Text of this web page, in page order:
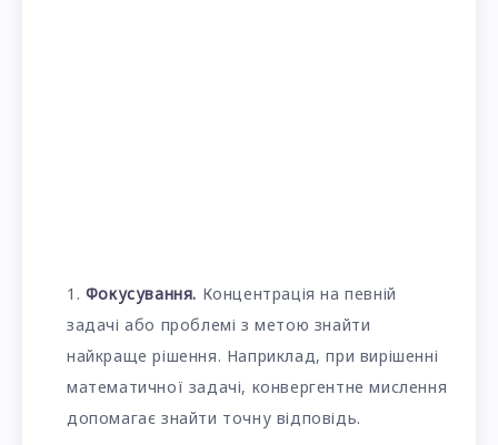
Фокусування. Концентрація на певній
задачі або проблемі з метою знайти
найкраще рішення. Наприклад, при вирішенні
математичної задачі, конвергентне мислення
допомагає знайти точну відповідь.